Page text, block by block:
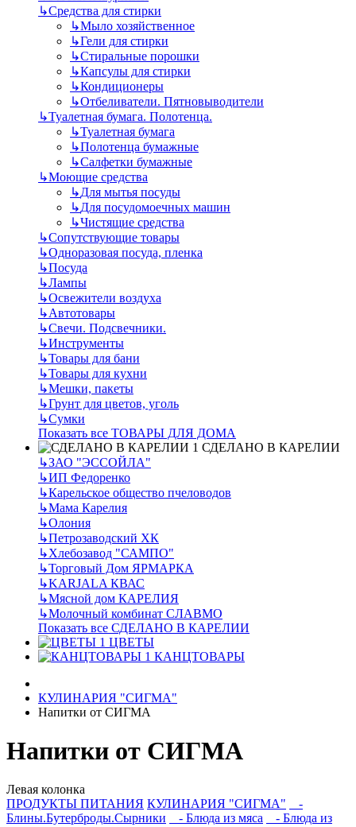
↳Средства для стирки
↳Мыло хозяйственное
↳Гели для стирки
↳Стиральные порошки
↳Капсулы для стирки
↳Кондиционеры
↳Отбеливатели. Пятновыводители
↳Туалетная бумага. Полотенца.
↳Туалетная бумага
↳Полотенца бумажные
↳Салфетки бумажные
↳Моющие средства
↳Для мытья посуды
↳Для посудомоечных машин
↳Чистящие средства
↳Сопутствующие товары
↳Одноразовая посуда, пленка
↳Посуда
↳Лампы
↳Освежители воздуха
↳Автотовары
↳Свечи. Подсвечники.
↳Инструменты
↳Товары для бани
↳Товары для кухни
↳Мешки, пакеты
↳Грунт для цветов, уголь
↳Сумки
Показать все ТОВАРЫ ДЛЯ ДОМА
СДЕЛАНО В КАРЕЛИИ
↳ЗАО "ЭССОЙЛА"
↳ИП Федоренко
↳Карельское общество пчеловодов
↳Мама Карелия
↳Олония
↳Петрозаводский ХК
↳Хлебозавод "САМПО"
↳Торговый Дом ЯРМАРКА
↳KARJALA КВАС
↳Мясной дом КАРЕЛИЯ
↳Молочный комбинат СЛАВМО
Показать все СДЕЛАНО В КАРЕЛИИ
ЦВЕТЫ
КАНЦТОВАРЫ
КУЛИНАРИЯ "СИГМА"
Напитки от СИГМА
Напитки от СИГМА
Левая колонка
ПРОДУКТЫ ПИТАНИЯ КУЛИНАРИЯ "СИГМА"
-
Блины.Бутерброды.Сырники
- Блюда из мяса
- Блюда из